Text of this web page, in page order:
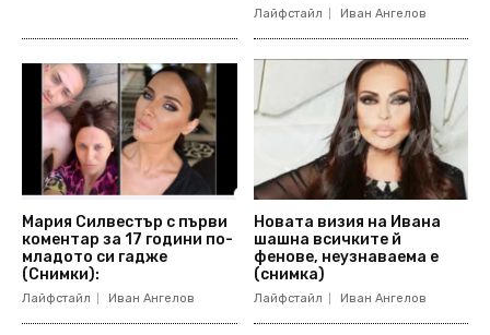
Лайфстайл Иван Ангелов
Мария Силвестър с първи
коментар за 17 години по-
младото си гадже
(Снимки):
Лайфстайл Иван Ангелов
Новата визия на Ивана
шашна всичките й
фенове, неузнаваема е
(снимка)
Лайфстайл Иван Ангелов